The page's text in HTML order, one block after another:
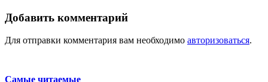
Добавить комментарий
Для отправки комментария вам необходимо авторизоваться.
Самые читаемые